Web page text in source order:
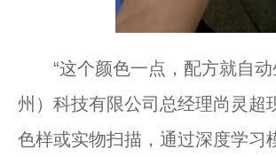
“这个颜色一点，配方就自动
州）科技有限公司总经理尚灵超
色样或实物扫描，通过深度学习